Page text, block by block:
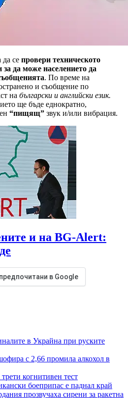
да се провери техническото
за да може населението да
. По време на
и съобщение по
на български и английски език.
ще бъде еднократно,
“пищящ” звук и/или вибрация.
и на BG-Alert:
в Google
в Украйна при руските
с 2,66 промила алкохол в
когнитивен тест
боеприпас е паднал край
прозвучаха сирени за ракетна